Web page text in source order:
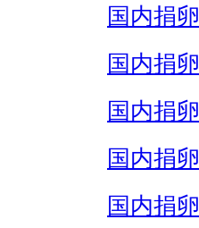
国内捐
国内捐
国内捐
国内捐
国内捐